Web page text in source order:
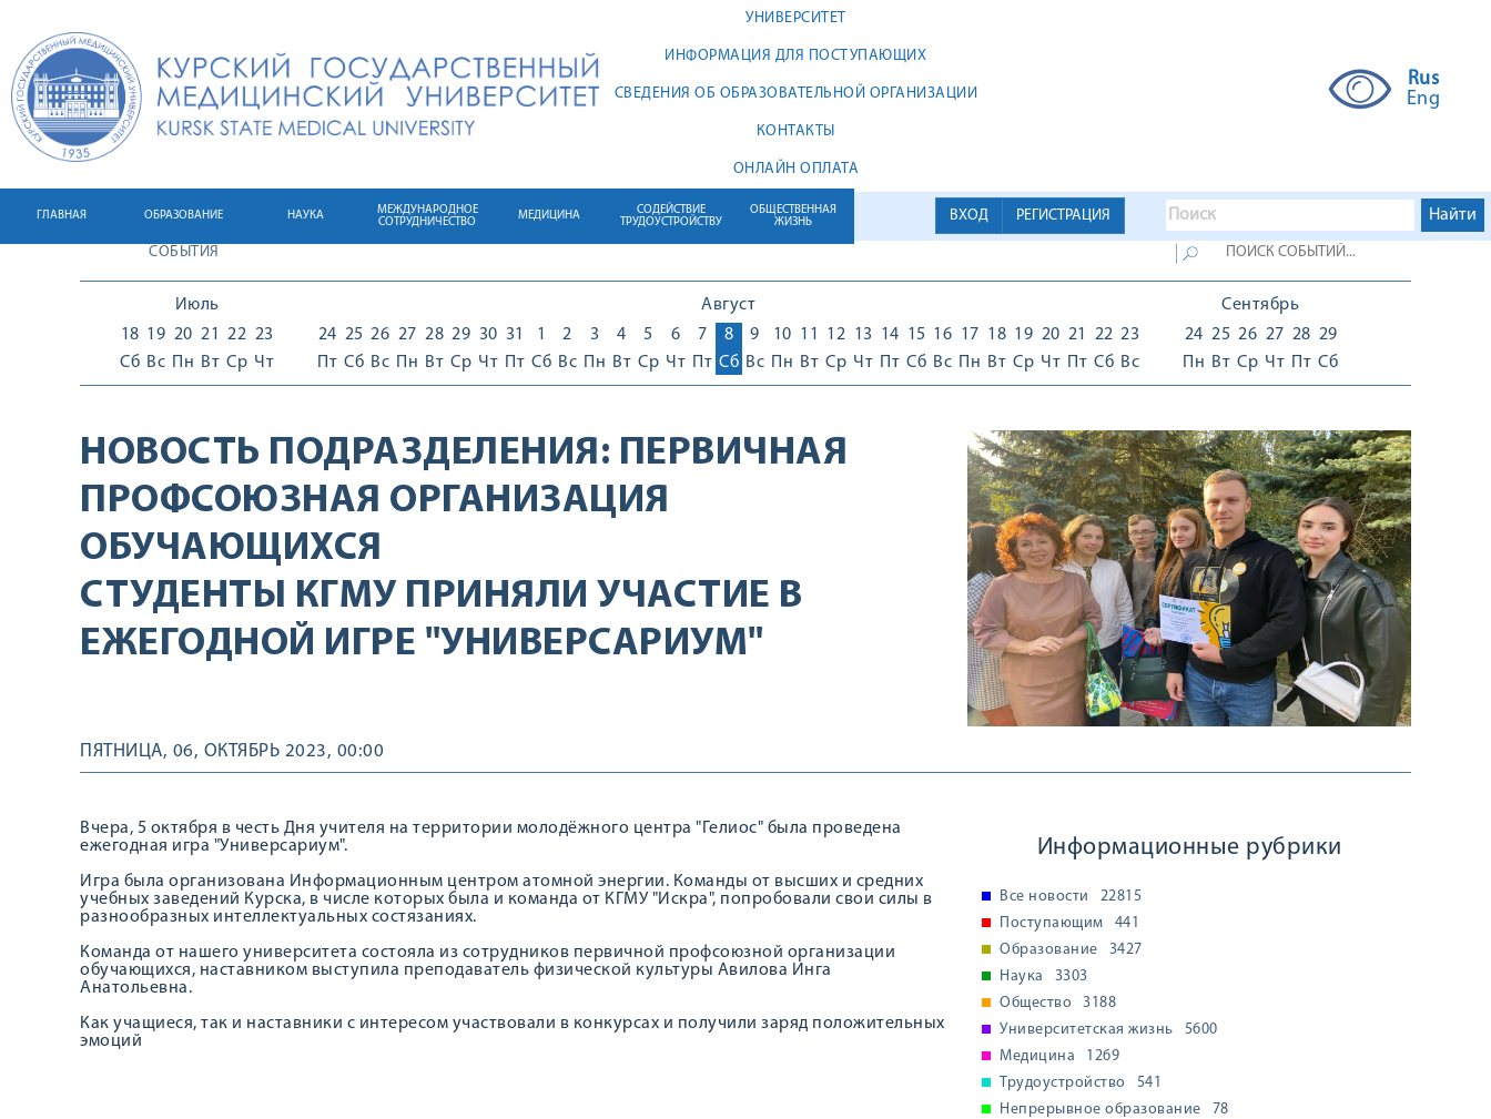
УНИВЕРСИТЕТ
ИНФОРМАЦИЯ ДЛЯ ПОСТУПАЮЩИХ
СВЕДЕНИЯ ОБ ОБРАЗОВАТЕЛЬНОЙ ОРГАНИЗАЦИИ
КОНТАКТЫ
ОНЛАЙН ОПЛАТА
Rus
Eng
ВХОД РЕГИСТРАЦИЯ
ГЛАВНАЯ ОБРАЗОВАНИЕ НАУКА
МЕЖДУНАРОДНОЕ
СОТРУДНИЧЕСТВО
МЕДИЦИНА
СОДЕЙСТВИЕ
ТРУДОУСТРОЙСТВУ
ОБЩЕСТВЕННАЯ
ЖИЗНЬ
СОБЫТИЯ
Июль
18
Сб
19
Вс
20
Пн
21
Вт
22
Ср
23
Чт
Август
24
Пт
25
Сб
26
Вс
27
Пн
28
Вт
29
Ср
30
Чт
31
Пт
1
Сб
2
Вс
3
Пн
4
Вт
5
Ср
6
Чт
7
Пт
8
Сб
9
Вс
10
Пн
11
Вт
12
Ср
13
Чт
14
Пт
15
Сб
16
Вс
17
Пн
18
Вт
19
Ср
20
Чт
21
Пт
22
Сб
23
Вс
Сентябрь
24
Пн
25
Вт
26
Ср
27
Чт
28
Пт
29
Сб
НОВОСТЬ ПОДРАЗДЕЛЕНИЯ: ПЕРВИЧНАЯ
ПРОФСОЮЗНАЯ ОРГАНИЗАЦИЯ
ОБУЧАЮЩИХСЯ
СТУДЕНТЫ КГМУ ПРИНЯЛИ УЧАСТИЕ В
ЕЖЕГОДНОЙ ИГРЕ "УНИВЕРСАРИУМ"
ПЯТНИЦА, 06, ОКТЯБРЬ 2023, 00:00
Вчера, 5 октября в честь Дня учителя на территории молодёжного центра "Гелиос" была проведена
ежегодная игра "Универсариум".
Игра была организована Информационным центром атомной энергии. Команды от высших и средних
учебных заведений Курска, в числе которых была и команда от КГМУ "Искра", попробовали свои силы в
разнообразных интеллектуальных состязаниях.
Команда от нашего университета состояла из сотрудников первичной профсоюзной организации
обучающихся, наставником выступила преподаватель физической культуры Авилова Инга
Анатольевна.
Как учащиеся, так и наставники с интересом участвовали в конкурсах и получили заряд положительных
эмоций
Информационные рубрики
Все новости
22815
Поступающим
441
Образование
3427
Наука
3303
Общество
3188
Университетская жизнь
5600
Медицина
1269
Трудоустройство
541
Непрерывное образование
78